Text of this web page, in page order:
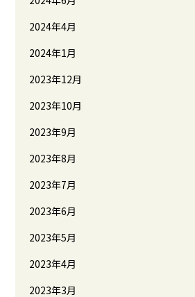
2024年4月
2024年1月
2023年12月
2023年10月
2023年9月
2023年8月
2023年7月
2023年6月
2023年5月
2023年4月
2023年3月